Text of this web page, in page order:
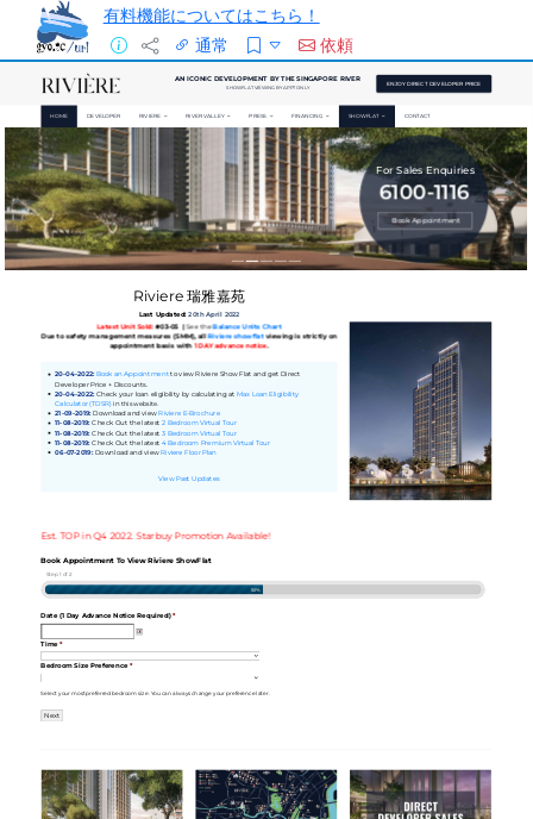
有料機能についてはこちら！
通常
依頼